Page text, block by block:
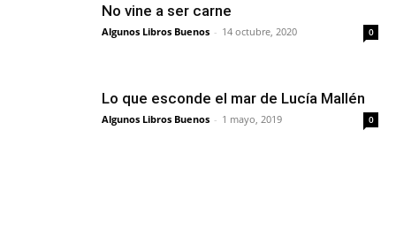
No vine a ser carne
Algunos Libros Buenos - 14 octubre, 2020 0
Lo que esconde el mar de Lucía Mallén
Algunos Libros Buenos - 1 mayo, 2019 0